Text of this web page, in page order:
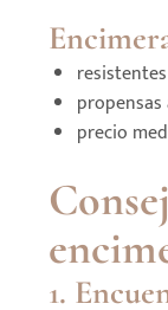
propensas
precio
1.